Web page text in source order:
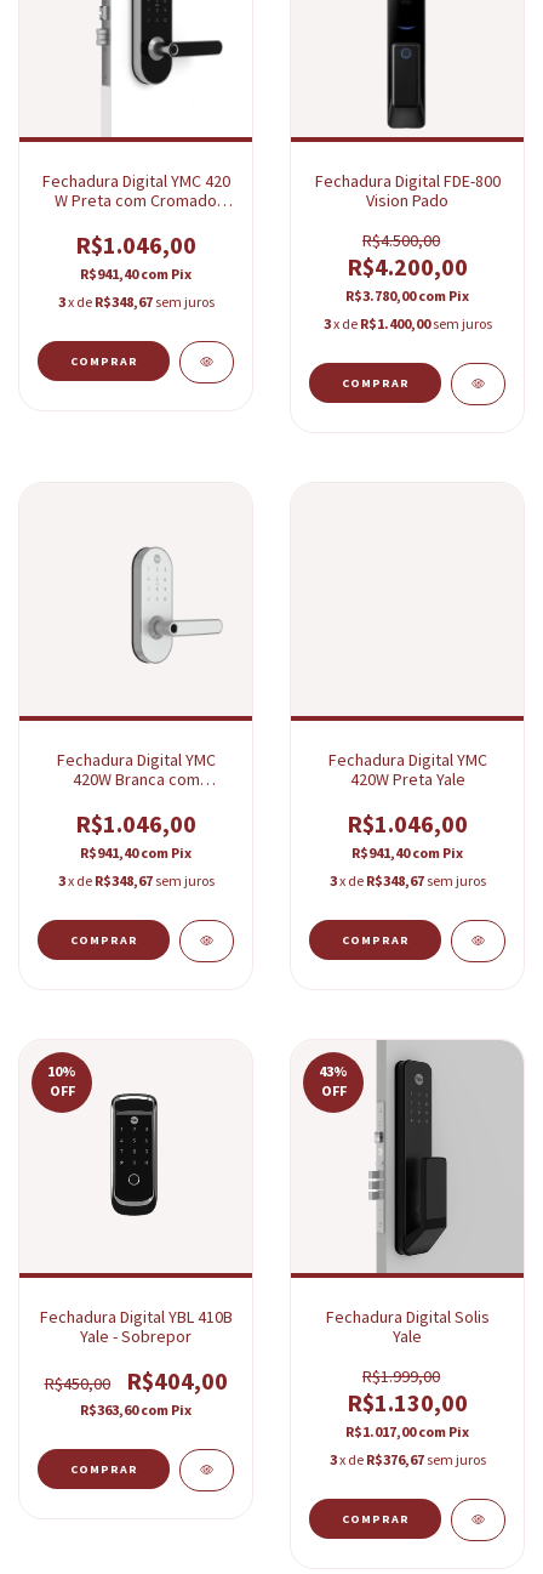
Fechadura Digital YMC 420
W Preta com Cromado
R$1.046,00
R$941,40com Pix
3x de R$348,67 sem juros
Fechadura Digital FDE-800
Vision Pado
R$4.500,00
R$4.200,00
R$3.780,00com Pix
3x de R$1.400,00 sem juros
COMPRAR
Fechadura Digital YMC
420W Branca com
R$1.046,00
R$941,40com Pix
3x de R$348,67 sem juros
COMPRAR
Fechadura Digital YMC
420W Preta Yale
R$1.046,00
R$941,40com Pix
3x de R$348,67 sem juros
COMPRAR
10%
OFF
Fechadura Digital YBL 410B
Yale - Sobrepor
R$450,00 R$404,00
R$363,60com Pix
COMPRAR
43%
OFF
Fechadura Digital Solis
Yale
R$1.999,00
R$1.130,00
R$1.017,00com Pix
3x de R$376,67 sem juros
COMPRAR